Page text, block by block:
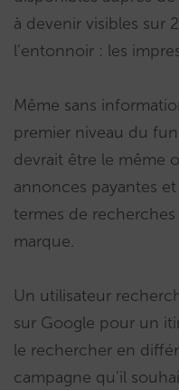
à devenir visibles sur
l’entonnoir : les
Même sans
premier niveau du
devrait être le même
annonces payantes
termes de
marque.
Un utilisateur
sur Google pour un
le rechercher en
campagne qu’il